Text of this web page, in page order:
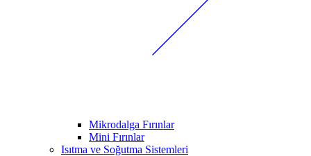
Mikrodalga Fırınlar
Mini Fırınlar
Isıtma ve Soğutma Sistemleri